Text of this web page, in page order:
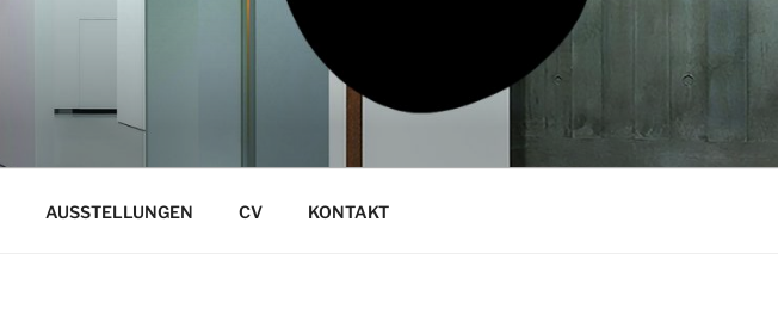
AUSSTELLUNGEN CV KONTAKT